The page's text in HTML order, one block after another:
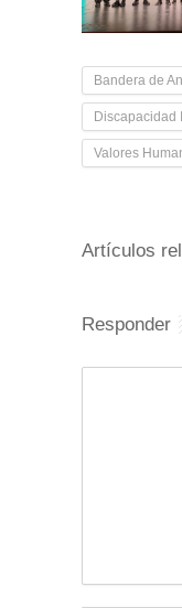
Bandera de
Discapacidad
Valores
Artículos
Responder